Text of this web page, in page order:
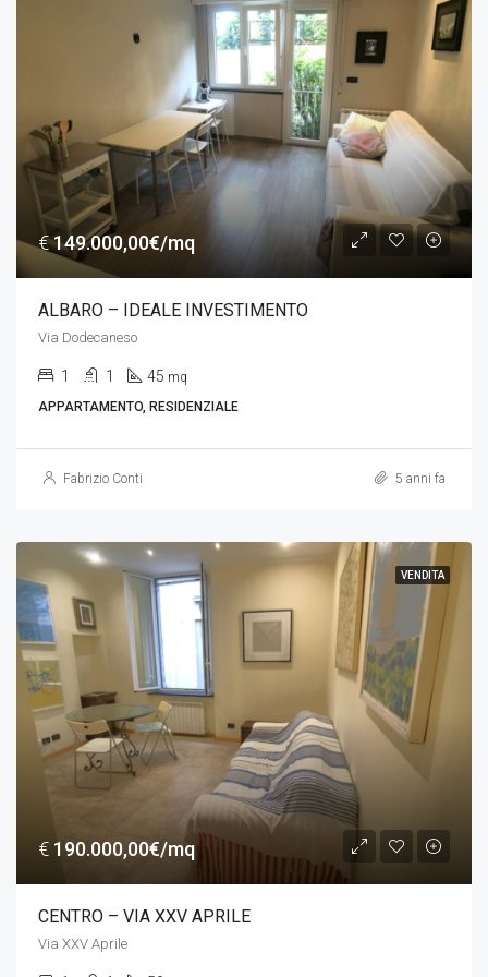
€149.000,00€/mq
ALBARO – IDEALE INVESTIMENTO
Via Dodecaneso
1 1 45 mq
APPARTAMENTO, RESIDENZIALE
Fabrizio Conti 5 anni fa
VENDITA
€ 190.000,00€/mq
CENTRO – VIA XXV APRILE
Via XXV Aprile